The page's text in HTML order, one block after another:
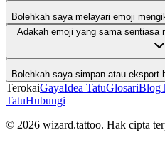
Bolehkah saya melayari emoji
Adakah emoji yang sama sentiasa
Bolehkah saya simpan atau eksport
TerokaiGayaIdea TatuGlosariBlog
TatuHubungi
© 2026 wizard.tattoo. Hak cipta